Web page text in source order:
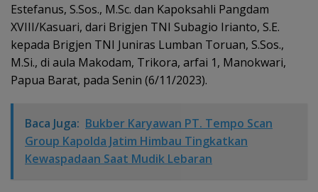
Estefanus, S.Sos., M.Sc. dan Kapoksahli Pangdam
XVIII/Kasuari, dari Brigjen TNI Subagio Irianto, S.E.
kepada Brigjen TNI Juniras Lumban Toruan, S.Sos.,
M.Si., di aula Makodam, Trikora, arfai 1, Manokwari,
Papua Barat, pada Senin (6/11/2023).
Baca Juga: Bukber Karyawan PT. Tempo Scan
Group Kapolda Jatim Himbau Tingkatkan
Kewaspadaan Saat Mudik Lebaran